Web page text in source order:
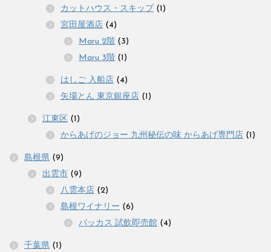
カットハウス・スキップ (1)
宮田屋酒店 (4)
Maru 2階 (3)
Maru 3階 (1)
はしご 入船店 (4)
矢場とん 東京銀座店 (1)
江東区 (1)
からあげのジョー 九州秘伝の味 からあげ専門店 (1)
島根県 (9)
出雲市 (9)
八雲本店 (2)
島根ワイナリー (6)
バッカス 試飲即売館 (4)
千葉県 (1)